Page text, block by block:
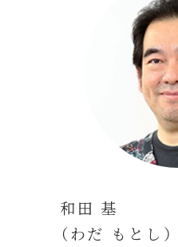
和田 基
（わだ もとし）